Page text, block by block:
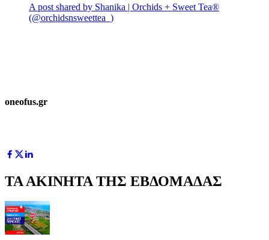
A post shared by Shanika | Orchids + Sweet Tea®
(@orchidsnsweettea_)
oneofus.gr
ΤΑ ΑΚΙΝΗΤΑ ΤΗΣ ΕΒΔΟΜΑΔΑΣ